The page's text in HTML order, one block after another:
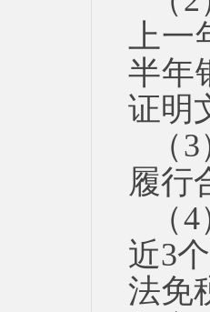
上一
半年
证明
（3
履行
（4
近3
法免